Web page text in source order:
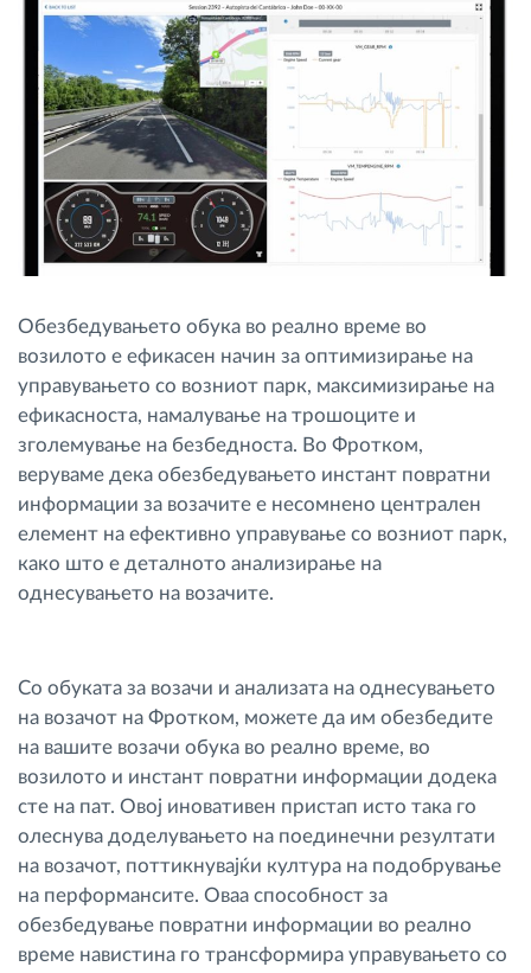
Како ја решаваме
Калкулатор за заштеди
Обезбедувањето обука во реално време во
возилото е ефикасен начин за оптимизирање на
управувањето со возниот парк, максимизирање на
ефикасноста, намалување на трошоците и
зголемување на безбедноста. Во Фротком,
веруваме дека обезбедувањето инстант повратни
информации за возачите е несомнено централен
елемент на ефективно управување со возниот парк,
како што е деталното анализирање на
однесувањето на возачите.
Со обуката за возачи и анализата на однесувањето
на возачот на Фротком, можете да им обезбедите
на вашите возачи обука во реално време, во
возилото и инстант повратни информации додека
сте на пат. Овој иновативен пристап исто така го
олеснува доделувањето на поединечни резултати
на возачот, поттикнувајќи култура на подобрување
на перформансите. Оваа способност за
обезбедување повратни информации во реално
време навистина го трансформира управувањето со